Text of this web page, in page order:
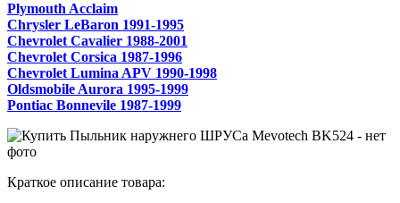
Plymouth Acclaim
Chrysler LeBaron 1991-1995
Chevrolet Cavalier 1988-2001
Chevrolet Corsica 1987-1996
Chevrolet Lumina APV 1990-1998
Oldsmobile Aurora 1995-1999
Pontiac Bonnevile 1987-1999
Краткое описание товара: